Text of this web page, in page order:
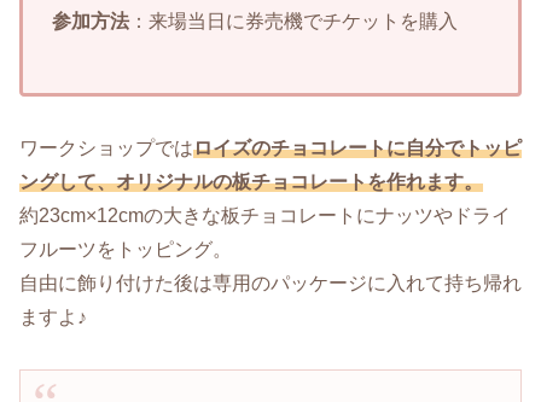
参加方法 ：来場当日に券売機でチケットを購入
ワークショップではロイズのチョコレートに自分でトッピ
ングして、オリジナルの板チョコレートを作れます。
約23cm×12cmの大きな板チョコレートにナッツやドライ
フルーツをトッピング。
自由に飾り付けた後は専用のパッケージに入れて持ち帰れ
ますよ♪